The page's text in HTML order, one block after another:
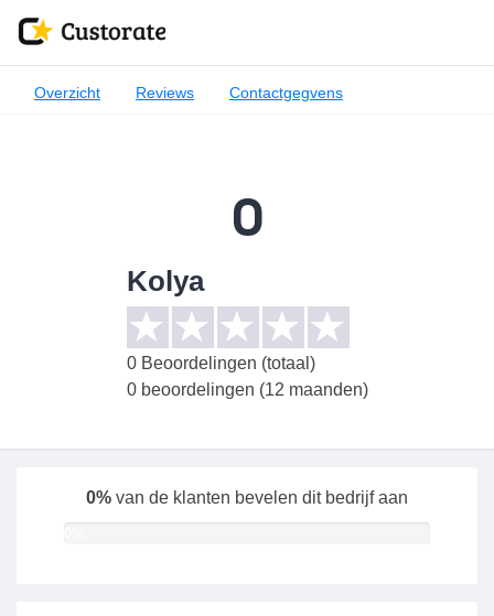
Overzicht Reviews Contactgegvens
0
Kolya
0Beoordelingen (totaal)
0 beoordelingen (12 maanden)
0% van de klanten bevelen dit bedrijf aan